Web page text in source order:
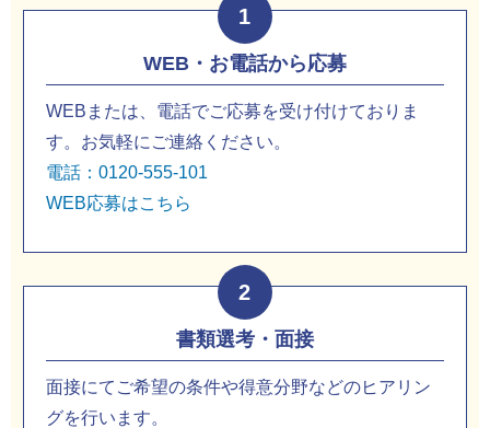
1
WEB・お電話から応募
WEBまたは、電話でご応募を受け付けておりま
す。お気軽にご連絡ください。
電話：0120-555-101
WEB応募はこちら
2
書類選考・面接
面接にてご希望の条件や得意分野などのヒアリン
グを行います。